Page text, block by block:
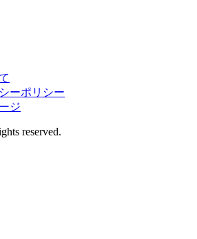
ーポリシー
ジ
reserved.